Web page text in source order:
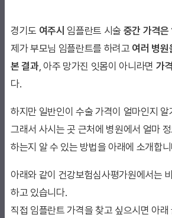
경기도 여주시 임플란트 시술 중간 가격은
제가 부모님 임플란트를 하려고 여러 병원
본 결과, 아주 망가진 잇몸이 아니라면 가
다.
하지만 일반인이 수술 가격이 얼마인지 알
그래서 사시는 곳 근처에 병원에서 얼마
하는지 알 수 있는 방법을 아래에 소개합
아래와 같이 건강보험심사평가원에서는
하고 있습니다.
직접 임플란트 가격을 찾고 싶으시면 아래